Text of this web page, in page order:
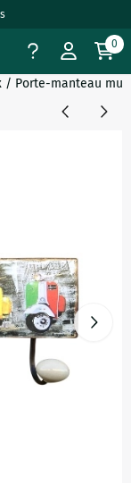
les
0
/ Porte-manteau